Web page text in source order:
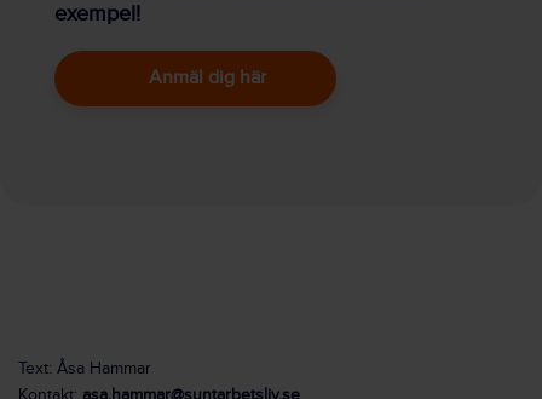
exempel!
Anmäl dig här
Text: Åsa Hammar